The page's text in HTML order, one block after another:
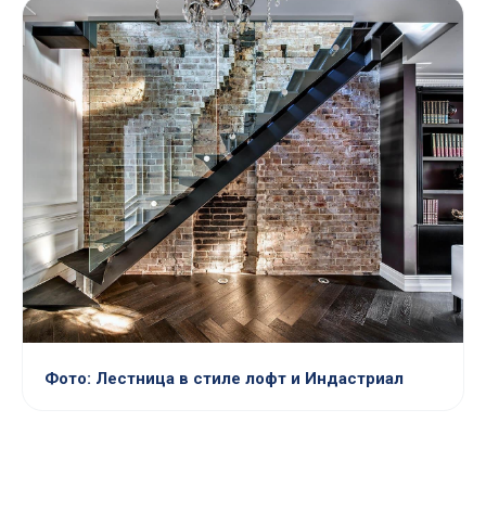
Фото: Лестница в стиле лофт и Индастриал